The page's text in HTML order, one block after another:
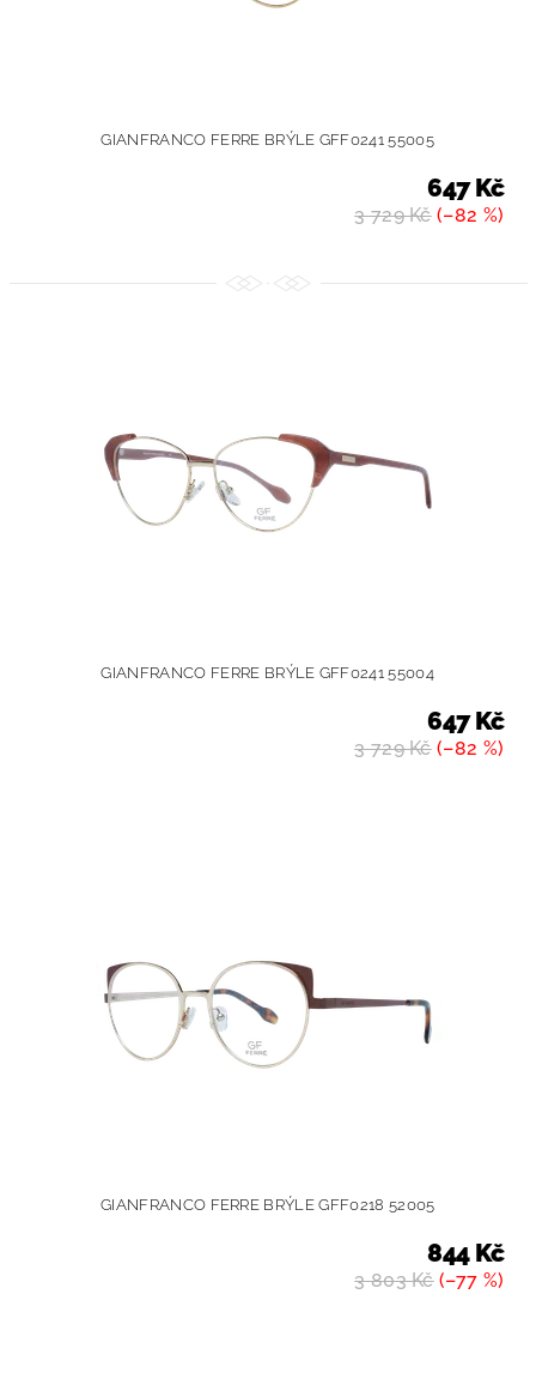
GIANFRANCO FERRE BRÝLE GFF0241 55005
3 729 Kč(–82 %)
647 Kč
GIANFRANCO FERRE BRÝLE GFF0241 55004
3 729 Kč(–82 %)
647 Kč
GIANFRANCO FERRE BRÝLE GFF0218 52005
3 803 Kč(–77 %)
844 Kč